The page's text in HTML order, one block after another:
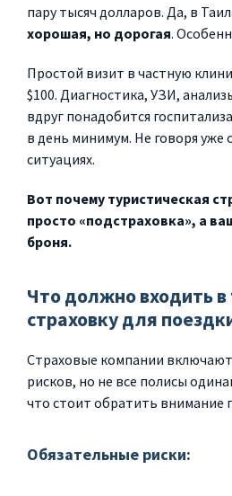
пару тысяч долларов. Да, в
хорошая, но дорогая.
Простой визит в частную
$100. Диагностика, УЗИ,
вдруг понадобится
в день минимум. Не говоря уже
ситуациях.
Вот почему туристическая
просто «подстраховка», а
броня.
Что должно входить
страховку для
Страховые компании
рисков, но не все полисы
что стоит обратить внимание
Обязательные риски: